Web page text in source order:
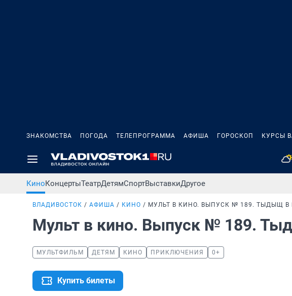
ЗНАКОМСТВА ПОГОДА ТЕЛЕПРОГРАММА АФИША ГОРОСКОП КУРСЫ
КиноКонцертыТеатрДетямСпортВыставкиДругое
ВЛАДИВОСТОК АФИША КИНО МУЛЬТ В КИНО. ВЫПУСК № 189. ТЫДЫЩ В
Мульт в кино. Выпуск № 189.
МУЛЬТФИЛЬМ ДЕТЯМ КИНО ПРИКЛЮЧЕНИЯ 0+
Купить билеты